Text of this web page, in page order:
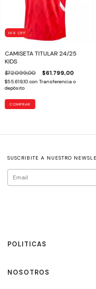
14 % OFF
CAMISETA TITULAR 24/25
KIDS
$72.099,00 $61.799,00
$55.619,10con Transferencia o
depósito
COMPRAR
SUSCRIBITE A NUESTRO
POLITICAS
NOSOTROS